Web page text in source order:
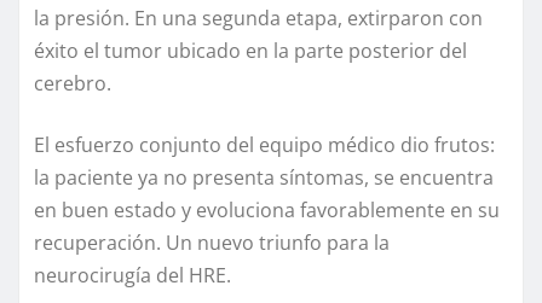
la presión. En una segunda etapa, extirparon con
éxito el tumor ubicado en la parte posterior del
cerebro.
El esfuerzo conjunto del equipo médico dio frutos:
la paciente ya no presenta síntomas, se encuentra
en buen estado y evoluciona favorablemente en su
recuperación. Un nuevo triunfo para la
neurocirugía del HRE.